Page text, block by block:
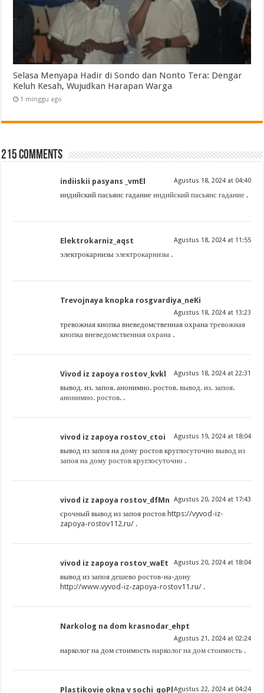
Selasa Menyapa Hadir di Sondo dan Nonto Tera: Dengar
Keluh Kesah, Wujudkan Harapan Warga
1 minggu ago
215 comments
indiiskii pasyans _vmEl Agustus 18, 2024 at 04:40
индийский пасьянс гаданиеиндийский пасьянс гадание .
Elektrokarniz_aqst Agustus 18, 2024 at 11:55
электрокарнизыэлектрокарнизы .
Trevojnaya knopka rosgvardiya_neKi
Agustus 18, 2024 at 13:23
тревожная кнопка вневедомственная охранатревожная
кнопка вневедомственная охрана .
Vivod iz zapoya rostov_kvkl Agustus 18, 2024 at 22:31
вывод. из. запоя. анонимно. ростов.вывод. из. запоя.
анонимно. ростов. .
vivod iz zapoya rostov_ctoi Agustus 19, 2024 at 18:04
вывод из запоя на дому ростов круглосуточновывод из
запоя на дому ростов круглосуточно .
vivod iz zapoya rostov_dfMn Agustus 20, 2024 at 17:43
срочный вывод из запоя ростов https://vyvod-iz-
zapoya-rostov112.ru/ .
vivod iz zapoya rostov_waEt Agustus 20, 2024 at 18:04
вывод из запоя дешево ростов-на-дону
http://www.vyvod-iz-zapoya-rostov11.ru/ .
Narkolog na dom krasnodar_ehpt
Agustus 21, 2024 at 02:24
нарколог на дом стоимостьнарколог на дом стоимость .
Plastikovie okna v sochi_qoPl Agustus 22, 2024 at 04:24